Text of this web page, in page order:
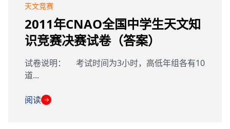
天文竞赛
2011年CNAO全国中学生天文知
识竞赛决赛试卷（答案）
试卷说明： 考试时间为3小时，高低年组各有10
道...
阅读 →